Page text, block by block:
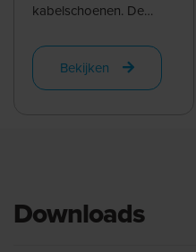
kabelschoenen. De
gecodeerd voor snelle
en foutloze ...
Bekijken
Downloads